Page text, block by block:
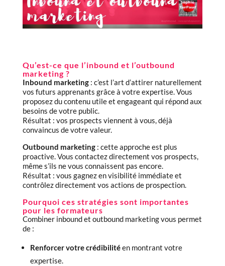
Qu’est-ce que l’inbound et l’outbound
marketing ?
Inbound marketing: c’est l’art d’attirer naturellement
vos futurs apprenants grâce à votre expertise. Vous
proposez du contenu utile et engageant qui répond aux
besoins de votre public.
Résultat : vos prospects viennent à vous, déjà
convaincus de votre valeur.
Outbound marketing: cette approche est plus
proactive. Vous contactez directement vos prospects,
même s’ils ne vous connaissent pas encore.
Résultat : vous gagnez en visibilité immédiate et
contrôlez directement vos actions de prospection.
Pourquoi ces stratégies sont importantes
pour les formateurs
Combiner inbound et outbound marketing vous permet
de :
Renforcer votre crédibilitéen montrant votre
expertise.